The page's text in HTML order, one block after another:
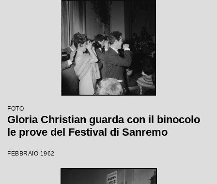
FOTO
Gloria Christian guarda con il binocolo
le prove del Festival di Sanremo
FEBBRAIO 1962